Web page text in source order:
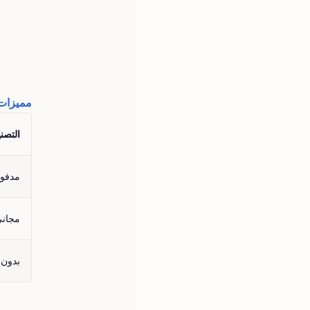
بدون